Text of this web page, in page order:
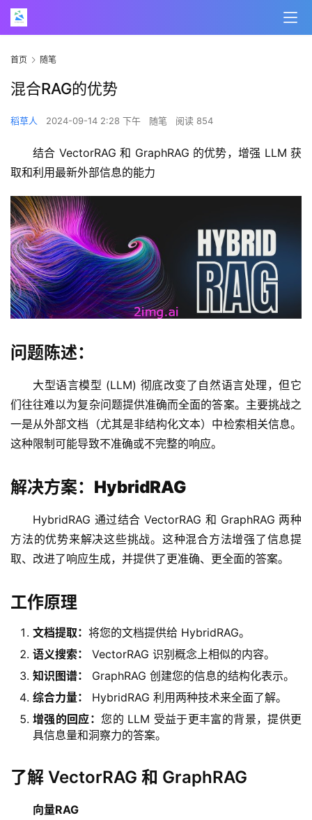
首页 随笔
混合RAG的优势
稻草人 2024-09-14 2:28 下午 随笔 阅读 854
结合 VectorRAG 和 GraphRAG 的优势，增强 LLM 获
取和利用最新外部信息的能力
问题陈述：
大型语言模型 (LLM) 彻底改变了自然语言处理，但它
们往往难以为复杂问题提供准确而全面的答案。主要挑战之
一是从外部文档（尤其是非结构化文本）中检索相关信息。
这种限制可能导致不准确或不完整的响应。
解决方案：HybridRAG
HybridRAG 通过结合 VectorRAG 和 GraphRAG 两种
方法的优势来解决这些挑战。这种混合方法增强了信息提
取、改进了响应生成，并提供了更准确、更全面的答案。
工作原理
文档提取： 将您的文档提供给 HybridRAG。
语义搜索：
VectorRAG 识别概念上相似的内容。
知识图谱：
GraphRAG 创建您的信息的结构化表示。
综合力量：
HybridRAG 利用两种技术来全面了解。
增强的回应：您的 LLM 受益于更丰富的背景，提供更
具信息量和洞察力的答案。
了解 VectorRAG 和 GraphRAG
向量RAG